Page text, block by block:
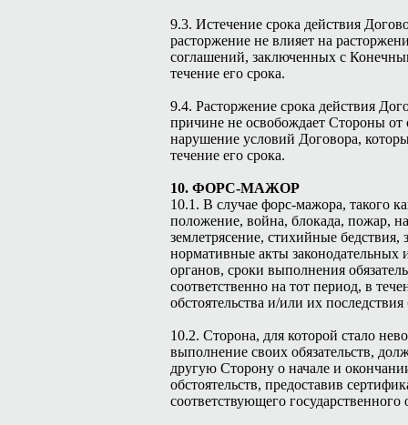
9.3. Истечение срока действия
расторжение не влияет на
соглашений, заключенных с
течение его срока.
9.4. Расторжение срока действия
причине не освобождает Стороны от
нарушение условий Договора,
течение его срока.
10. ФОРС-МАЖОР
10.1. В случае форс-мажора, такого
положение, война, блокада, пожар,
землетрясение, стихийные бедствия,
нормативные акты законодательных
органов, сроки выполнения
соответственно на тот период, в
обстоятельства и/или их последствия
10.2. Сторона, для которой стало
выполнение своих обязательств,
другую Сторону о начале и
обстоятельств, предоставив
соответствующего государственного